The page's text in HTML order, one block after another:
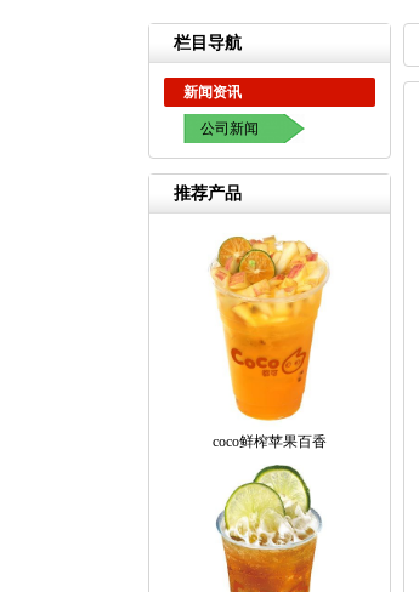
栏目导航
新闻资讯
公司新闻
推荐产品
coco鲜榨苹果百香